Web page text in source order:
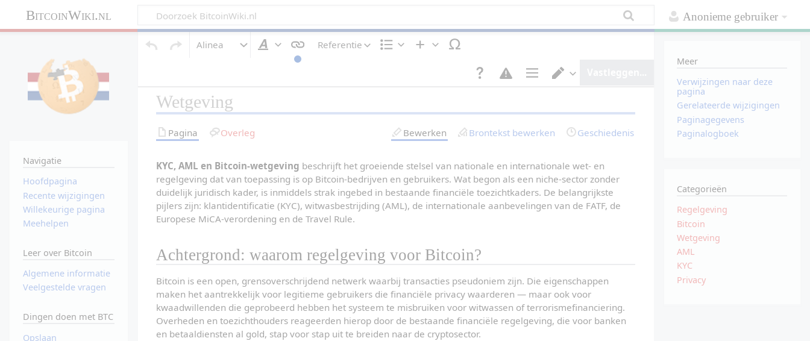
Anonieme gebruiker
BitcoinWiki.nl
Alinea
p
n
Referentie
n
g
e i
a
n
s
t
e
l
l
t
e
k
v
e
r
w
e
r
h
k
e
e
Wetgeving
Pagina Overleg Bewerken Brontekst bewerken Geschiedenis
KYC, AML en Bitcoin-wetgeving beschrijft het groeiende stelsel van nationale en internationale wet- en
regelgeving dat van toepassing is op Bitcoin-bedrijven en gebruikers. Wat begon als een niche-sector zonder
duidelijk juridisch kader, is inmiddels strak ingebed in bestaande financiële toezichtkaders. De belangrijkste
pijlers zijn: klantidentificatie (KYC), witwasbestrijding (AML), de internationale aanbevelingen van de FATF, de
Europese MiCA-verordening en de Travel Rule.
Achtergrond: waarom regelgeving voor Bitcoin?
Bitcoin is een open, grensoverschrijdend netwerk waarbij transacties pseudoniem zijn. Die eigenschappen
maken het aantrekkelijk voor legitieme gebruikers die financiële privacy waarderen — maar ook voor
kwaadwillenden die geprobeerd hebben het systeem te misbruiken voor witwassen of terrorismefinanciering.
Overheden en toezichthouders reageerden hierop door de bestaande financiële regelgeving, die voor banken
en betaaldiensten al gold, stap voor stap uit te breiden naar de cryptosector.
Navigatie
Hoofdpagina
Recente wijzigingen
Willekeurige pagina
Meehelpen
Leer over Bitcoin
Algemene informatie
Veelgestelde vragen
Dingen doen met BTC
Opslaan
Meer
Verwijzingen naar deze
pagina
Gerelateerde wijzigingen
Paginagegevens
Paginalogboek
Categorieën
Regelgeving
Bitcoin
Wetgeving
AML
KYC
Privacy